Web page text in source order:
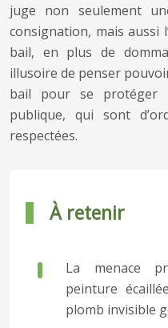
juge non seulement
consignation, mais aussi
bail, en plus de
illusoire de penser
bail pour se protéger
publique, qui sont
respectées.
À retenir
La menace
peinture
plomb invisible